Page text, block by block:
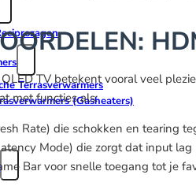
Terrasverwarmers
(Gasheaters)
TV betekent vooral veel
met functies als:
Rate) die schokken en tearing
Mode) die zorgt dat input
Bar voor snelle toegang tot je